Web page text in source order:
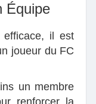
Équipe
efficace, il est
joueur du FC
un membre
renforcer la